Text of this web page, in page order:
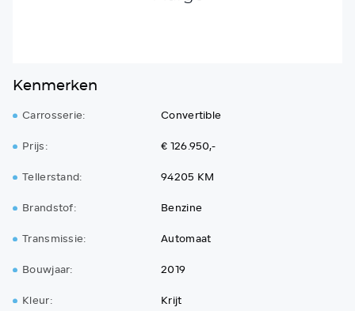
Kenmerken
Carrosserie:
Convertible
Prijs:
€ 126.950,-
Tellerstand:
94205 KM
Brandstof:
Benzine
Transmissie:
Automaat
Bouwjaar:
2019
Kleur:
Krijt